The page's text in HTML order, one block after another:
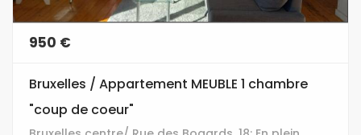
950 €
Bruxelles / Appartement MEUBLE 1 chambre
"coup de coeur"